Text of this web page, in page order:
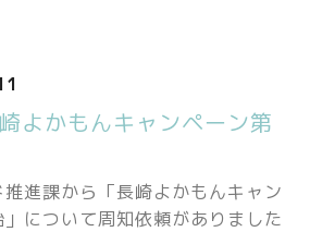
よかもんキャンペーン第
進課から「長崎よかもんキャン
について周知依頼がありました